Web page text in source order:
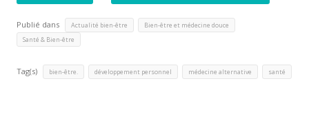
Publié dans Actualité bien-être Bien-être et médecine douce
Santé & Bien-être
Tag(s) bien-être. développement personnel médecine alternative santé